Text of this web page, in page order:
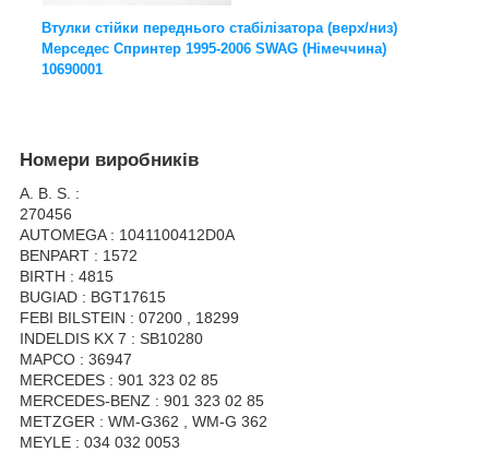
Втулки стійки переднього стабілізатора (верх/низ)
Мерседес Спринтер 1995-2006 SWAG (Німеччина)
10690001
Номери виробників
A. B. S. :
270456
AUTOMEGA : 1041100412D0A
BENPART : 1572
BIRTH : 4815
BUGIAD : BGT17615
FEBI BILSTEIN : 07200 , 18299
INDELDIS KX 7 : SB10280
MAPCO : 36947
MERCEDES : 901 323 02 85
MERCEDES-BENZ : 901 323 02 85
METZGER : WM-G362 , WM-G 362
MEYLE : 034 032 0053